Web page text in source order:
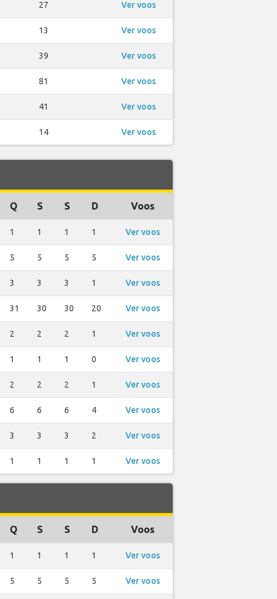
27 Ver voos
13 Ver voos
39 Ver voos
81 Ver voos
41 Ver voos
14 Ver voos
Q S S D Voos
1 1 1 1 Ver voos
5 5 5 5 Ver voos
3 3 3 1 Ver voos
31 30 30 20 Ver voos
2 2 2 1 Ver voos
1 1 1 0 Ver voos
2 2 2 1 Ver voos
6 6 6 4 Ver voos
3 3 3 2 Ver voos
1 1 1 1 Ver voos
Q S S D Voos
1 1 1 1 Ver voos
5 5 5 5 Ver voos